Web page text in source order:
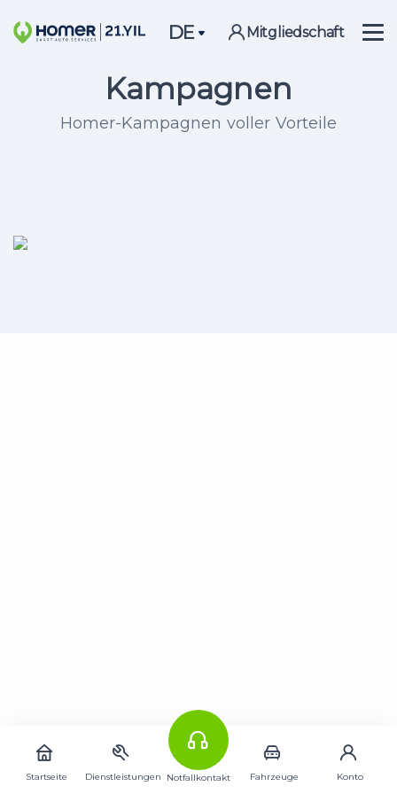
DE Mitgliedschaft
Kampagnen
Homer-Kampagnen voller Vorteile
Startseite Dienstleistungen Notfallkontakt Fahrzeuge Konto